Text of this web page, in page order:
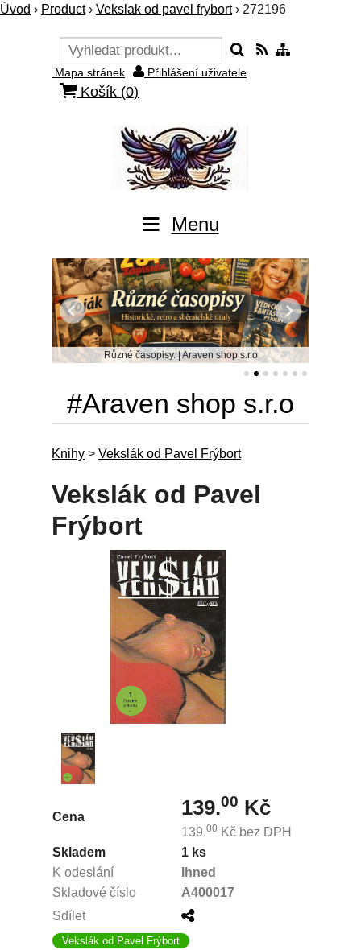
Úvod › Product› Vekslak od pavel frybort› 272196
Mapa stránek Přihlášení uživatele
Košík (0)
Menu
Různé časopisy. | Araven shop s.r.o
#Araven shop s.r.o
Knihy > Vekslák od Pavel Frýbort
Vekslák od Pavel
Frýbort
Cena 139.00 Kč
139.00 Kč bez DPH
Skladem
1 ks
K odeslání
Ihned
Skladové číslo
A400017
Sdílet
Vekslák od Pavel Frýbort